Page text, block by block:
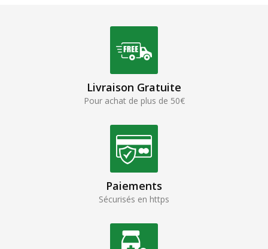
Livraison Gratuite
Pour achat de plus de 50€
Paiements
Sécurisés en https